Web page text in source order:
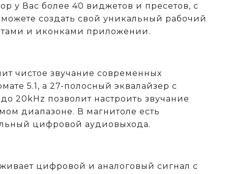
у Вас более 40 виджетов и пресетов, с
создать свой уникальный рабочий
и иконками приложении.
чистое звучание современных
5.1, а 27-полосный эквалайзер с
20kHz позволит настроить звучание
диапазоне. В магнитоле есть
цифровой аудиовыхода.
цифровой и аналоговый сигнал с